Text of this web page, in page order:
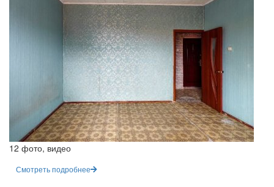
12 фото, видео
Смотреть подробнее